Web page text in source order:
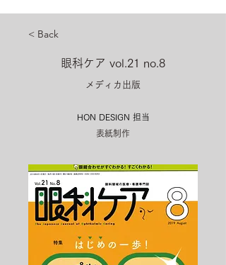
< Back
眼科ケア vol.21 no.8
メディカ出版
HON DESIGN​ 担当
表紙制作